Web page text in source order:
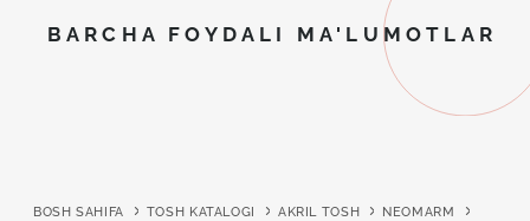
BARCHA FOYDALI MA'LUMOTLAR
BOSH SAHIFA TOSH KATALOGI AKRIL TOSH
NEOMARM